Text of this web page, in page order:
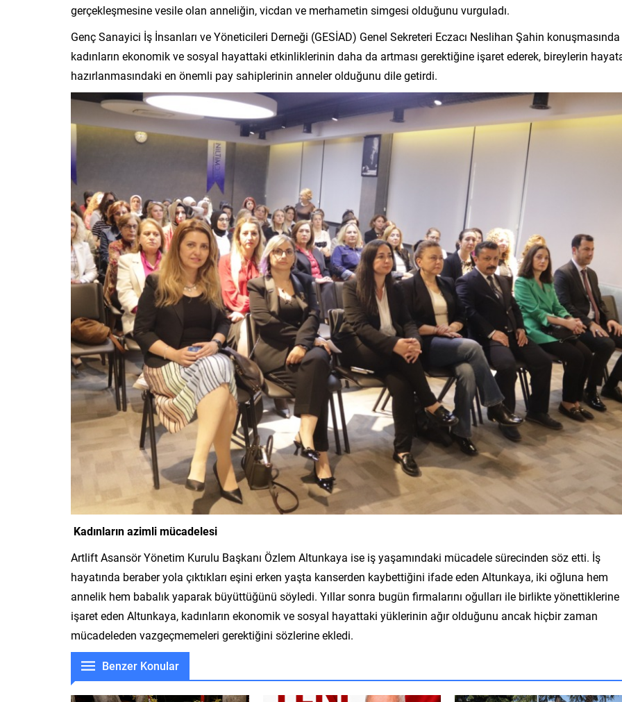
gerçekleşmesine vesile olan anneliğin, vicdan ve merhametin simgesi olduğunu vurguladı.
Genç Sanayici İş İnsanları ve Yöneticileri Derneği (GESİAD) Genel Sekreteri Eczacı Neslihan Şahin konuşmasında
kadınların ekonomik ve sosyal hayattaki etkinliklerinin daha da artması gerektiğine işaret ederek, bireylerin
hazırlanmasındaki en önemli pay sahiplerinin anneler olduğunu dile getirdi.
Kadınların azimli mücadelesi
Artlift Asansör Yönetim Kurulu Başkanı Özlem Altunkaya ise iş yaşamındaki mücadele sürecinden söz etti. İş
hayatında beraber yola çıktıkları eşini erken yaşta kanserden kaybettiğini ifade eden Altunkaya, iki oğluna hem
annelik hem babalık yaparak büyüttüğünü söyledi. Yıllar sonra bugün firmalarını oğulları ile birlikte yönettiklerine
işaret eden Altunkaya, kadınların ekonomik ve sosyal hayattaki yüklerinin ağır olduğunu ancak hiçbir zaman
mücadeleden vazgeçmemeleri gerektiğini sözlerine ekledi.
Benzer Konular